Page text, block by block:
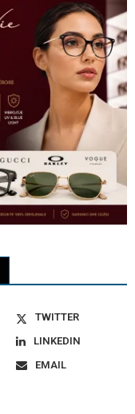
TWITTER
LINKEDIN
EMAIL